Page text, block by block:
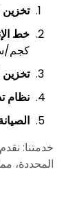
تخزين
خط
كجم/
تخزين
نظام
خدمتنا:
المحددة،